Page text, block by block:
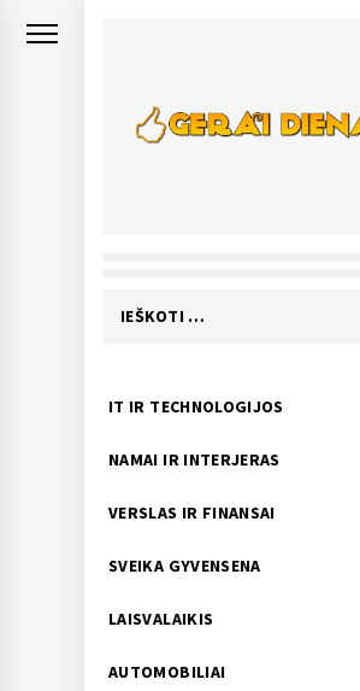
Ieškoti:
Primary
IT IR TECHNOLOGIJOS
NAMAI IR INTERJERAS
VERSLAS IR FINANSAI
SVEIKA GYVENSENA
LAISVALAIKIS
AUTOMOBILIAI